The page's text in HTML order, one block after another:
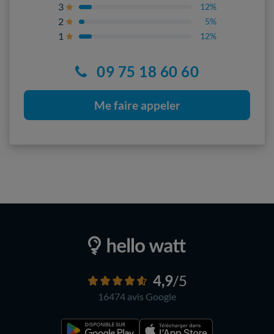
3 12%
2 5%
1 12%
09 75 18 60 60
Me faire appeler
4,9/5
16474 avis Google